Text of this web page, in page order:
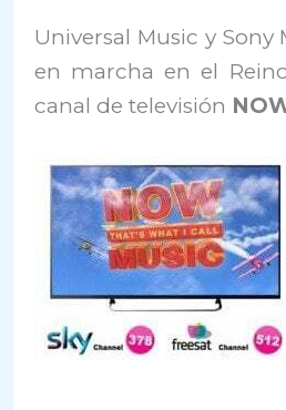
Universal Music y Sony
en marcha en el
canal de televisión